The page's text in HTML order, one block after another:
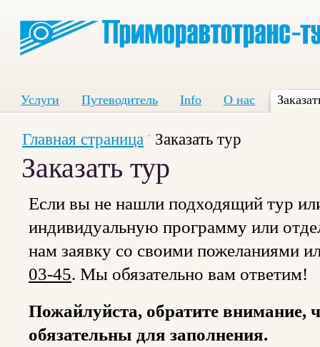
Услуги Путеводитель Info О нас
Главная страница Заказать тур
Заказать тур
Если вы не нашли подходящий тур или
индивидуальную программу или
нам заявку со своими пожеланиями
03-45. Мы обязательно вам ответим!
Пожайлуйста, обратите внимание,
обязательны для заполнения.